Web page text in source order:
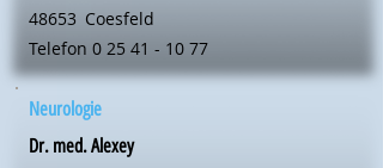
48653 Coesfeld
Telefon 0 25 41 - 10 77
Neurologie
Dr. med. Alexey